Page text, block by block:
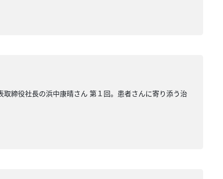
締役社長の浜中康晴さん 第１回。患者さんに寄り添う治